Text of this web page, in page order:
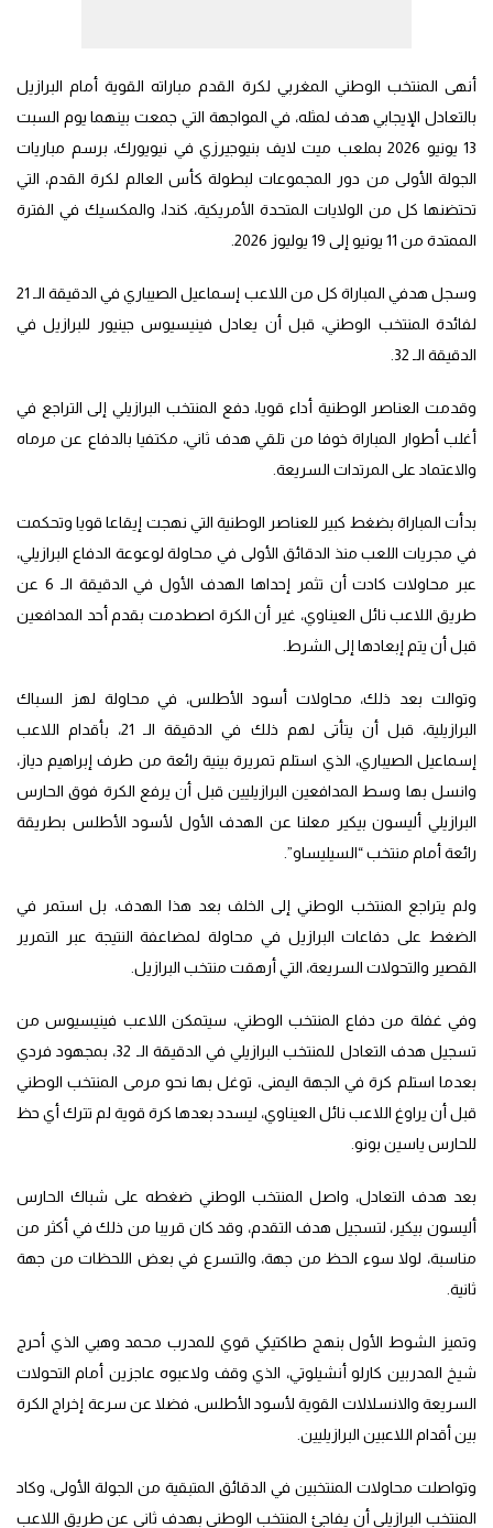
أنهى المنتخب الوطني المغربي لكرة القدم مباراته القوية أمام البرازيل
بالتعادل الإيجابي هدف لمثله، في المواجهة التي جمعت بينهما يوم السبت
13 يونيو 2026 بملعب ميت لايف بنيوجيرزي في نيويورك، برسم مباريات
الجولة الأولى من دور المجموعات لبطولة كأس العالم لكرة القدم، التي
تحتضنها كل من الولايات المتحدة الأمريكية، كندا، والمكسيك في الفترة
الممتدة من 11 يونيو إلى 19 يوليوز 2026.
وسجل هدفي المباراة كل من اللاعب إسماعيل الصيباري في الدقيقة الـ 21
لفائدة المنتخب الوطني، قبل أن يعادل فينيسيوس جينيور للبرازيل في
الدقيقة الـ 32.
وقدمت العناصر الوطنية أداء قويا، دفع المنتخب البرازيلي إلى التراجع في
أغلب أطوار المباراة خوفا من تلقي هدف ثاني، مكتفيا بالدفاع عن مرماه
والاعتماد على المرتدات السريعة.
بدأت المباراة بضغط كبير للعناصر الوطنية التي نهجت إيقاعا قويا وتحكمت
في مجريات اللعب منذ الدقائق الأولى في محاولة لوعوعة الدفاع البرازيلي،
عبر محاولات كادت أن تثمر إحداها الهدف الأول في الدقيقة الـ 6 عن
طريق اللاعب نائل العيناوي، غير أن الكرة اصطدمت بقدم أحد المدافعين
قبل أن يتم إبعادها إلى الشرط.
وتوالت بعد ذلك، محاولات أسود الأطلس، في محاولة لهز السباك
البرازيلية، قبل أن يتأتى لهم ذلك في الدقيقة الـ 21، بأقدام اللاعب
إسماعيل الصيباري، الذي استلم تمريرة بينية رائعة من طرف إبراهيم دياز،
وانسل بها وسط المدافعين البرازيليين قبل أن يرفع الكرة فوق الحارس
البرازيلي أليسون بيكير معلنا عن الهدف الأول لأسود الأطلس بطريقة
رائعة أمام منتخب “السيليساو”.
ولم يتراجع المنتخب الوطني إلى الخلف بعد هذا الهدف، بل استمر في
الضغط على دفاعات البرازيل في محاولة لمضاعفة النتيجة عبر التمرير
القصير والتحولات السريعة، التي أرهقت منتخب البرازيل.
وفي غفلة من دفاع المنتخب الوطني، سيتمكن اللاعب فينيسيوس من
تسجيل هدف التعادل للمنتخب البرازيلي في الدقيقة الـ 32، بمجهود فردي
بعدما استلم كرة في الجهة اليمنى، توغل بها نحو مرمى المنتخب الوطني
قبل أن يراوغ اللاعب نائل العيناوي، ليسدد بعدها كرة قوية لم تترك أي حظ
للحارس ياسين بونو.
بعد هدف التعادل، واصل المنتخب الوطني ضغطه على شباك الحارس
أليسون بيكير، لتسجيل هدف التقدم، وقد كان قريبا من ذلك في أكثر من
مناسبة، لولا سوء الحظ من جهة، والتسرع في بعض اللحظات من جهة
ثانية.
وتميز الشوط الأول بنهج طاكتيكي قوي للمدرب محمد وهبي الذي أحرج
شيخ المدربين كارلو أنشيلوتي، الذي وقف ولاعبوه عاجزين أمام التحولات
السريعة والانسلالات القوية لأسود الأطلس، فضلا عن سرعة إخراج الكرة
بين أقدام اللاعبين البرازيليين.
وتواصلت محاولات المنتخبين في الدقائق المتبقية من الجولة الأولى، وكاد
المنتخب البرازيلي أن يفاجئ المنتخب الوطني بهدف ثاني عن طريق اللاعب